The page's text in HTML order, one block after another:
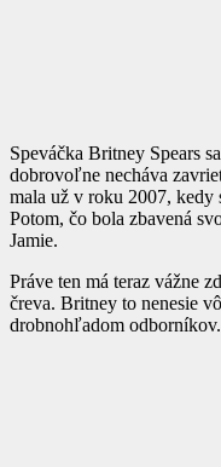
Speváčka Britney Spears
dobrovoľne necháva
mala už v roku 2007, kedy
Potom, čo bola zbavená
Jamie.
Práve ten má teraz vážne
čreva. Britney to nenesie
drobnohľadom odborníkov.